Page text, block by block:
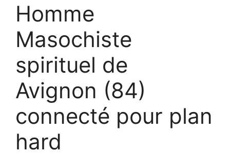
Homme
Masochiste
spirituel de
Avignon (84)
connecté pour plan
hard